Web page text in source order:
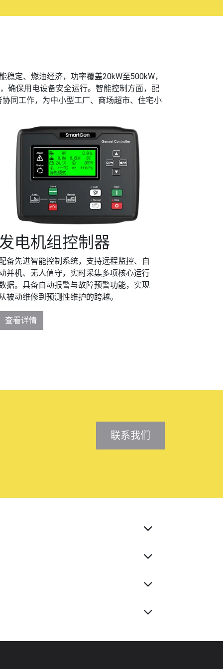
定、燃油经济，功率覆盖20kW至500kW，
确保用电设备安全运行。智能控制方面，配
同工作，为中小型工厂、商场超市、住宅小
电机组控制器
备先进智能控制系统，支持远程监控、自
并机、无人值守，实时采集多项核心运行
据。具备自动报警与故障预警功能，实现
被动维修到预测性维护的跨越。
查看详情
联系我们